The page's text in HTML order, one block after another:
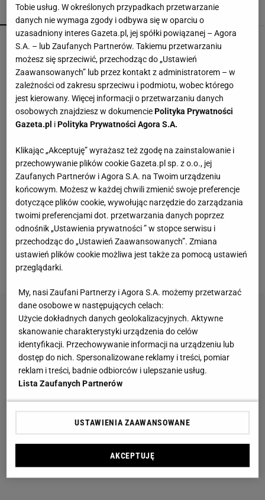
POPULARNE NAJNOWSZE
Kompaktowa bieżnia do małego mieszkania.
Ten sprzęt mieści się pod łóżko
Te dywany są porządne jak za dawnych lato.
Piękne wzory, a ceny? Nawet mniej niż 50 zł
letniej przerwie. Mówi, co pomogło jej
przełamać strach
MATERIAŁ PROMOCYJNY
Vintage gramofony wracają do łask. Polacy na
nowo pokochali vinyle
Fotopułapka przyłapie każdego, kto odwiedza
ogród w nocy. I sarnę, i złodzieja
Tobie usług. W określonych przypadkach przetwarzanie
danych nie wymaga zgody i odbywa się w oparciu o
uzasadniony interes Gazeta.pl, jej spółki powiązanej – Agora
S.A. – lub Zaufanych Partnerów. Takiemu przetwarzaniu
możesz się sprzeciwić, przechodząc do „Ustawień
Zaawansowanych” lub przez kontakt z administratorem – w
zależności od zakresu sprzeciwu i podmiotu, wobec którego
jest kierowany. Więcej informacji o przetwarzaniu danych
osobowych znajdziesz w dokumenciePolityka Prywatności
Gazeta.pl iPolityka Prywatności Agora S.A.
Klikając „Akceptuję” wyrażasz też zgodę na zainstalowanie i
przechowywanie plików cookie Gazeta.pl sp. z o.o., jej
Zaufanych Partnerów i Agora S.A. na Twoim urządzeniu
końcowym. Możesz w każdej chwili zmienić swoje preferencje
dotyczące plików cookie, wywołując narzędzie do zarządzania
twoimi preferencjami dot. przetwarzania danych poprzez
odnośnik „Ustawienia prywatności ” w stopce serwisu i
przechodząc do „Ustawień Zaawansowanych”. Zmiana
ustawień plików cookie możliwa jest także za pomocą ustawień
przeglądarki.
My, nasi Zaufani Partnerzy i Agora S.A. możemy przetwarzać
dane osobowe w następujących celach:
Użycie dokładnych danych geolokalizacyjnych. Aktywne
skanowanie charakterystyki urządzenia do celów
identyfikacji. Przechowywanie informacji na urządzeniu lub
dostęp do nich. Spersonalizowane reklamy i treści, pomiar
reklam i treści, badnie odbiorców i ulepszanie usług.
Lista Zaufanych Partnerów
USTAWIENIA ZAAWANSOWANE
AKCEPTUJĘ